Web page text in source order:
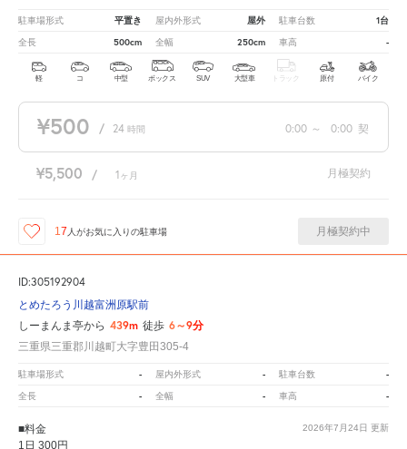
駐車場形式 平置き 屋内外形式 屋外 駐車台数 1台
全長 500cm 全幅 250cm 車高 -
軽 コ 中型 ボックス SUV 大型車 トラック 原付 バイク
¥500 / 24 時間 0:00 ～ 0:00 契
¥5,500 / 1 ヶ月 月極契約
17 人がお気に入りの駐車場 月極契約中
ID:305192904
とめたろう川越富洲原駅前
しーまんま亭から 439m 徒歩 6～9分
三重県三重郡川越町大字豊田305-4
駐車場形式 - 屋内外形式 - 駐車台数 -
全長 - 全幅 - 車高 -
2026年7月24日 更新
■料金
1日 300円